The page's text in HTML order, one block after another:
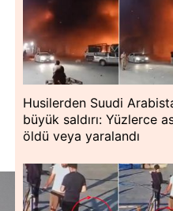
Husilerden Suudi
büyük saldırı: Yüzlerce
öldü veya yaralandı